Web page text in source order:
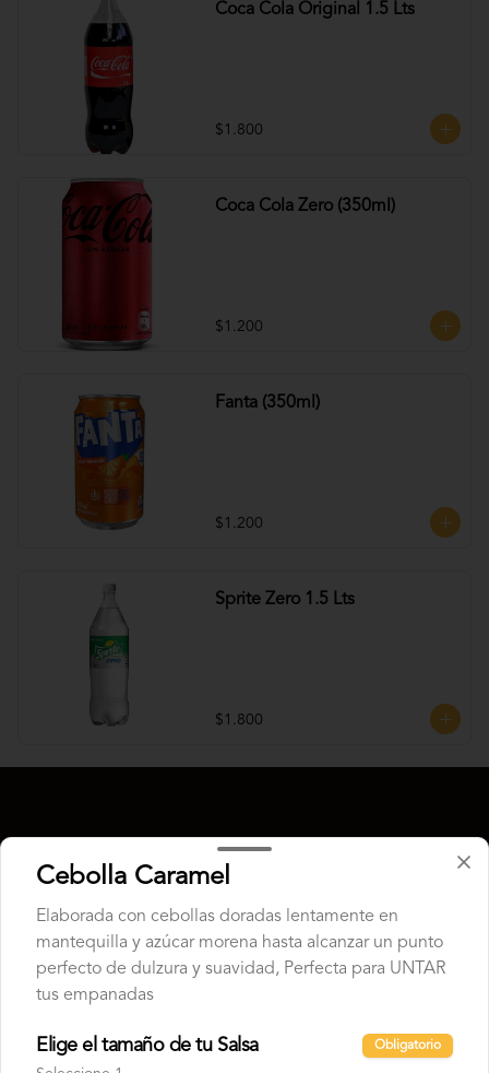
Coca Cola Original 1.5 Lts
$1.800
Coca Cola Zero (350ml)
$1.200
Fanta (350ml)
$1.200
Sprite Zero 1.5 Lts
$1.800
Conócenos
Despacho
Cebolla Caramel
Elaborada con cebollas doradas lentamente en
mantequilla y azúcar morena hasta alcanzar un punto
perfecto de dulzura y suavidad, Perfecta para UNTAR
tus empanadas
Elige el tamaño de tu Salsa Obligatorio